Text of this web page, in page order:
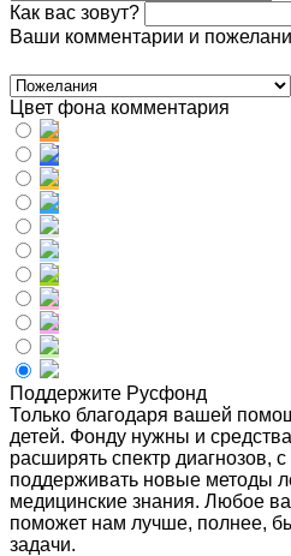
Как вас зовут?
Ваши комментарии и
Цвет фона комментария
Поддержите Русфонд
Только благодаря вашей
детей. Фонду нужны и
расширять спектр диагнозов,
поддерживать новые методы
медицинские знания. Любое
поможет нам лучше, полнее,
задачи.